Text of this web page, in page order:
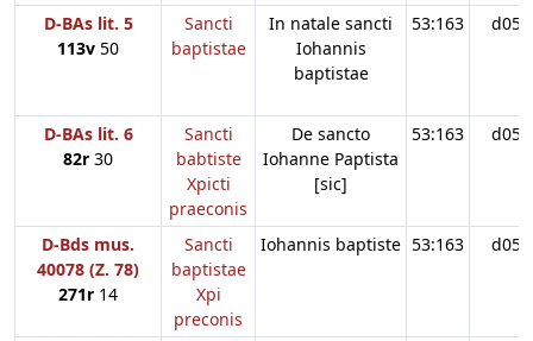
D-BAs lit. 5
113v 50
Sancti
baptistae
In natale sancti
Iohannis
baptistae
53:163 d05
D-BAs lit. 6
82r 30
Sancti
babtiste
Xpicti
praeconis
De sancto
Iohanne Paptista
[sic]
53:163 d05
D-Bds mus.
40078 (Z. 78)
271r 14
Sancti
baptistae
Xpi
preconis
Iohannis baptiste 53:163 d05